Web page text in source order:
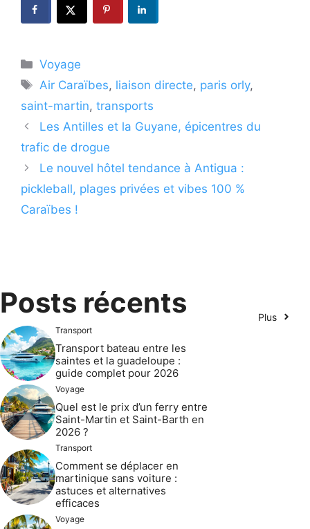
Catégories
Voyage
Étiquettes
Air Caraïbes, liaison directe, paris orly,
saint-martin, transports
Les Antilles et la Guyane, épicentres du
trafic de drogue
Le nouvel hôtel tendance à Antigua :
pickleball, plages privées et vibes 100 %
Caraïbes !
Posts récents Plus
Transport
Transport bateau entre les
saintes et la guadeloupe :
guide complet pour 2026
Voyage
Quel est le prix d’un ferry entre
Saint-Martin et Saint-Barth en
2026 ?
Transport
Comment se déplacer en
martinique sans voiture :
astuces et alternatives
efficaces
Voyage